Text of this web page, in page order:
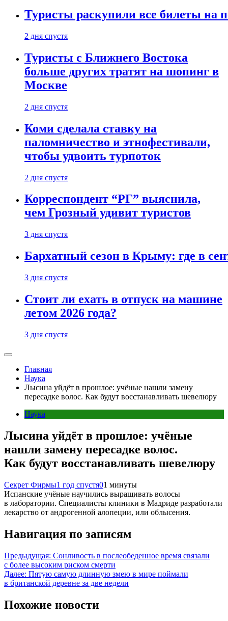
Туристы раскупили все билеты на
2 дня спустя
Туристы с Ближнего Востока
больше других тратят на шопинг в
Москве
2 дня спустя
Коми сделала ставку на
паломничество и этнофестивали,
чтобы удвоить турпоток
2 дня спустя
Корреспондент “РГ” выяснила,
чем Грозный удивит туристов
3 дня спустя
Бархатный сезон в Крыму: где в
3 дня спустя
Стоит ли ехать в отпуск на машине
летом 2026 года?
3 дня спустя
Главная
Наука
Лысина уйдёт в прошлое: учёные нашли замену
пересадке волос. Как будут восстанавливать шевелюру
Наука
Лысина уйдёт в прошлое: учёные
нашли замену пересадке волос.
Как будут восстанавливать шевелюру
Секрет Фирмы1 год спустя01 минуты
Испанские учёные научились выращивать волосы
в лаборатории. Специалисты клиники в Мадриде разработали
лекарство от андрогенной алопеции, или облысения.
Навигация по записям
Предыдущая: Сонливость в послеобеденное время связали
с более высоким риском смерти
Далее: Пятую самую длинную змею в мире поймали
в британской деревне за две недели
Похожие новости